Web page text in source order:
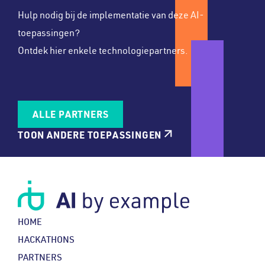
Hulp nodig bij de implementatie van deze AI-
toepassingen?
Ontdek hier enkele technologiepartners.
ALLE PARTNERS
TOON ANDERE TOEPASSINGEN
HOME
HACKATHONS
PARTNERS